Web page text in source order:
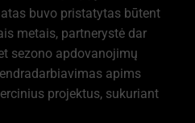
buvo pristatytas būtent
metais, partnerystė dar
sezono apdovanojimų
apims
projektus, sukuriant